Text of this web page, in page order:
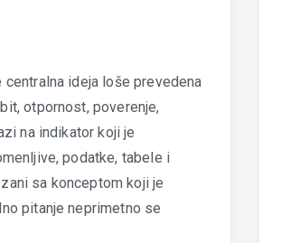
ideja loše prevedena
otpornost, poverenje,
na indikator koji je
podatke, tabele i
sa konceptom koji je
pitanje neprimetno se